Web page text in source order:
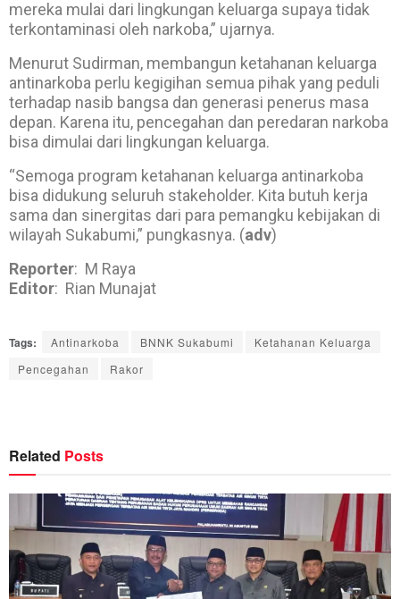
mereka mulai dari lingkungan keluarga supaya tidak
terkontaminasi oleh narkoba,” ujarnya.
Menurut Sudirman, membangun ketahanan keluarga
antinarkoba perlu kegigihan semua pihak yang peduli
terhadap nasib bangsa dan generasi penerus masa
depan. Karena itu, pencegahan dan peredaran narkoba
bisa dimulai dari lingkungan keluarga.
“Semoga program ketahanan keluarga antinarkoba
bisa didukung seluruh stakeholder. Kita butuh kerja
sama dan sinergitas dari para pemangku kebijakan di
wilayah Sukabumi,” pungkasnya. (adv)
Reporter: M Raya
Editor: Rian Munajat
Tags: Antinarkoba BNNK Sukabumi
Ketahanan Keluarga
Pencegahan
Rakor
Related Posts